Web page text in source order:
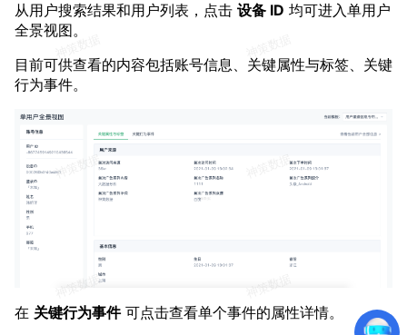
从用户搜索结果和用户列表，点击 设备 ID 均可进入单用户
全景视图。
目前可供查看的内容包括账号信息、关键属性与标签、关键
行为事件。
在 关键行为事件可点击查看单个事件的属性详情。